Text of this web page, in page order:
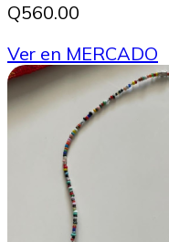
Q560.00
Ver en MERCADO